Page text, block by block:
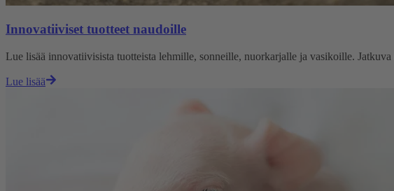
Innovatiiviset tuotteet naudoille
Lue lisää innovatiivisista tuotteista lehmille, sonneille, nuorkarjalle ja vasikoille.
Lue lisää